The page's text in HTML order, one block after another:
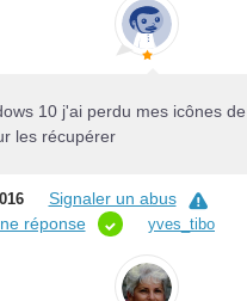
10 j'ai perdu mes icônes
les récupérer
Signaler un abus
réponse
yves_tibo